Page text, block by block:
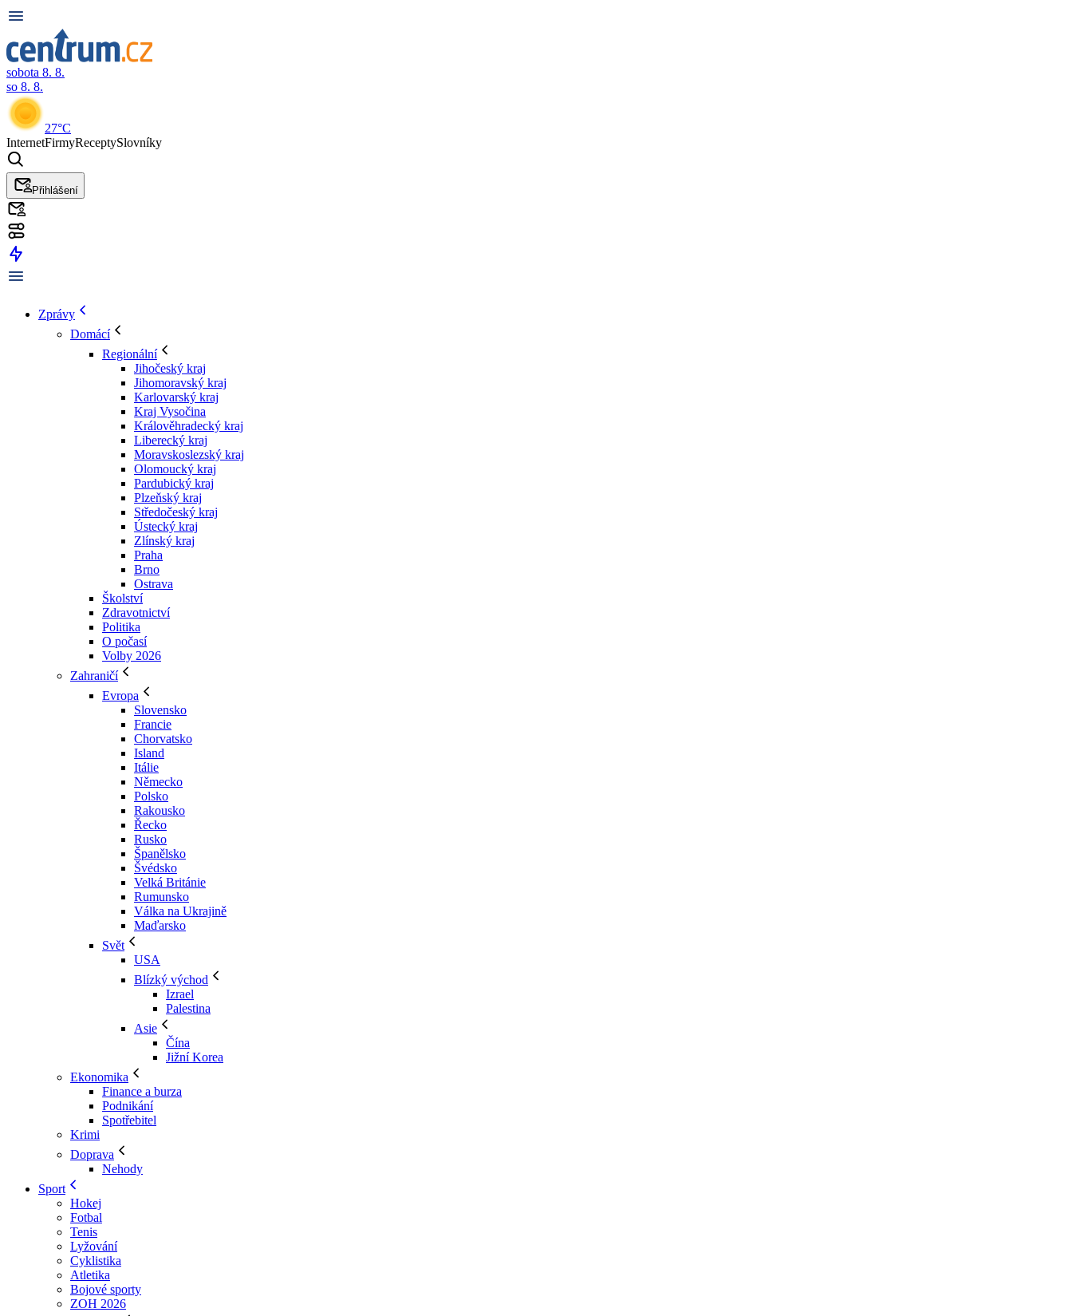
sobota 8. 8.
so 8. 8.
27°C
InternetFirmyReceptySlovníky
Přihlášení
Zprávy
Domácí
Regionální
Jihočeský kraj
Jihomoravský kraj
Karlovarský kraj
Kraj Vysočina
Králověhradecký kraj
Liberecký kraj
Moravskoslezský kraj
Olomoucký kraj
Pardubický kraj
Plzeňský kraj
Středočeský kraj
Ústecký kraj
Zlínský kraj
Praha
Brno
Ostrava
Školství
Zdravotnictví
Politika
O počasí
Volby 2026
Zahraničí
Evropa
Slovensko
Francie
Chorvatsko
Island
Itálie
Německo
Polsko
Rakousko
Řecko
Rusko
Španělsko
Švédsko
Velká Británie
Rumunsko
Válka na Ukrajině
Maďarsko
Svět
USA
Blízký východ
Izrael
Palestina
Asie
Čína
Jižní Korea
Ekonomika
Finance a burza
Podnikání
Spotřebitel
Krimi
Doprava
Nehody
Sport
Hokej
Fotbal
Tenis
Lyžování
Cyklistika
Atletika
Bojové sporty
ZOH 2026